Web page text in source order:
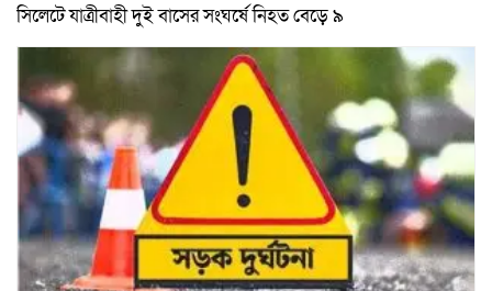
সিলেটে যাত্রীবাহী দুই বাসের সংঘর্ষে নিহত বেড়ে ৯